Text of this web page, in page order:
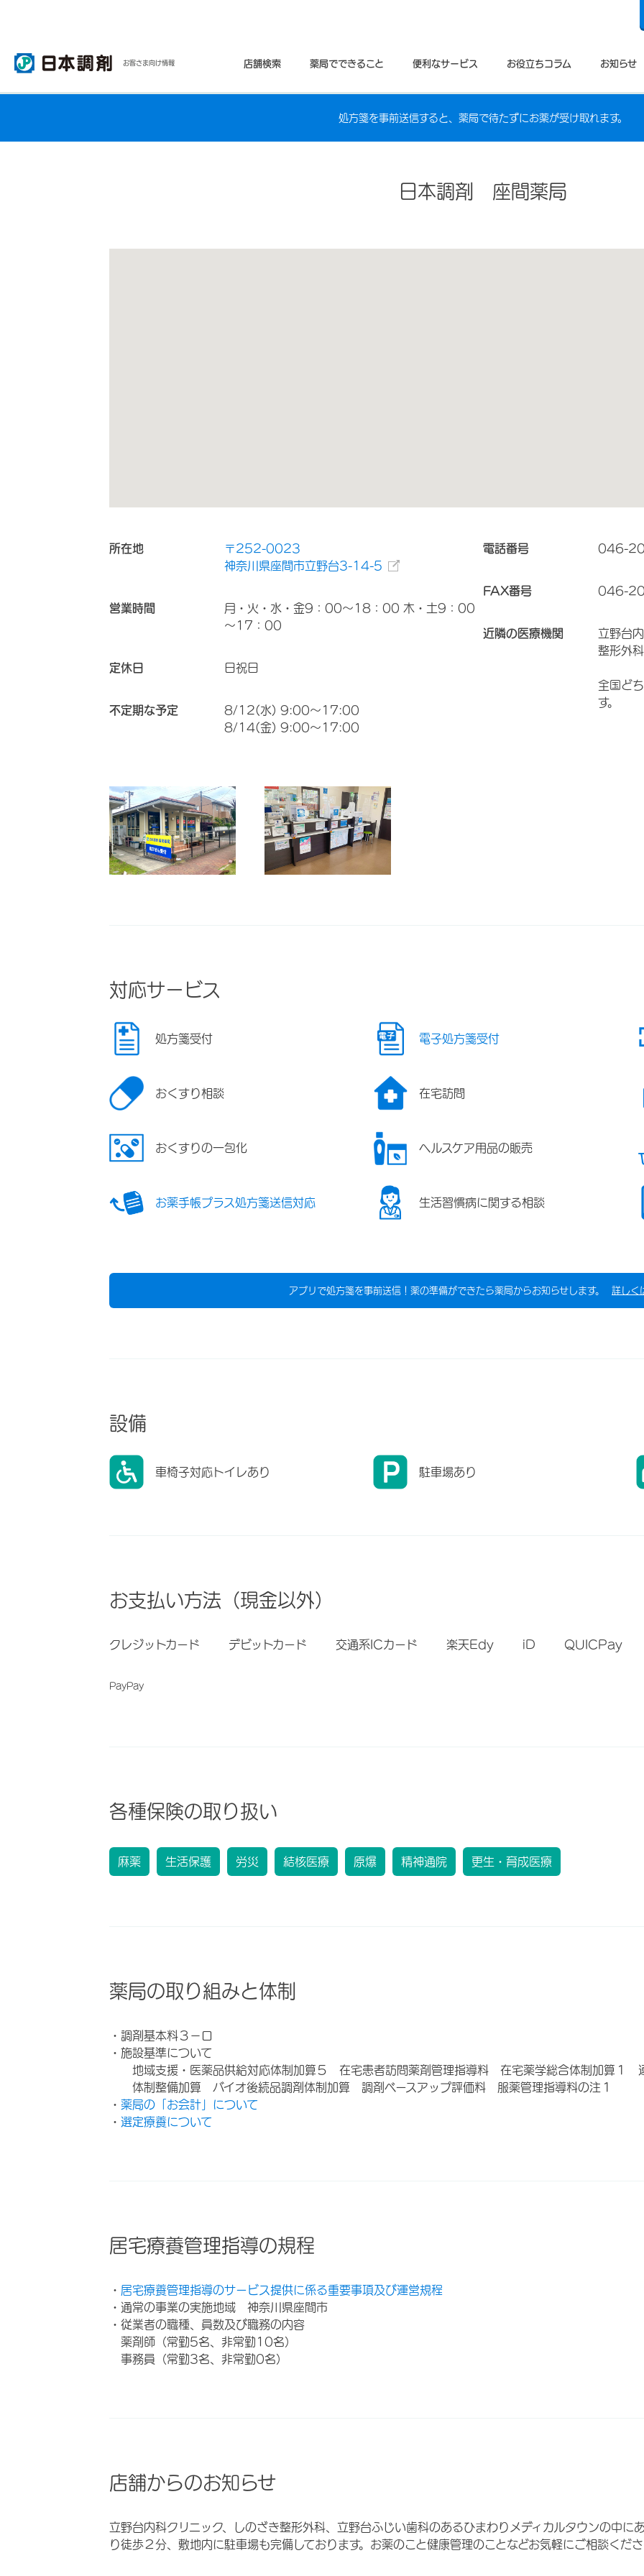
お客さま向け情報 店舗検索 薬局でできること 便利なサービス お役立ちコラム お知らせ
処方箋を事前送信すると、薬局で待たずにお薬が受け取れます。
日本調剤 座間薬局
所在地
〒252-0023
神奈川県座間市立野台3-14-5
営業時間
月・火・水・金9：00～18：00 木・土9：00
～17：00
定休日 日祝日
不定期な予定
8/12(水) 9:00～17:00
8/14(金) 9:00～17:00
電話番号 046-
FAX番号 046-
近隣の医療機関
立野台
整形外科
全国ど
す。
対応サービス
処方箋受付 電子処方箋受付
おくすり相談 在宅訪問
おくすりの一包化 ヘルスケア用品の販売
お薬手帳プラス処方箋送信対応 生活習慣病に関する相談
アプリで処方箋を事前送信！薬の準備ができたら薬局からお知らせします。 詳しく
設備
車椅子対応トイレあり 駐車場あり
お支払い方法（現金以外）
クレジットカード デビットカード 交通系ICカード 楽天Edy iD QUICPay
PayPay
各種保険の取り扱い
麻薬 生活保護 労災 結核医療 原爆 精神通院 更生・育成医療
薬局の取り組みと体制
・調剤基本料３－ロ
・施設基準について
地域支援・医薬品供給対応体制加算５ 在宅患者訪問薬剤管理指導料 在宅薬学総合体制加算１
体制整備加算 バイオ後続品調剤体制加算 調剤ベースアップ評価料 服薬管理指導料の注１
・ 薬局の「お会計」について
・ 選定療養について
居宅療養管理指導の規程
・ 居宅療養管理指導のサービス提供に係る重要事項及び運営規程
・通常の事業の実施地域 神奈川県座間市
・従業者の職種、員数及び職務の内容
薬剤師（常勤5名、非常勤10名）
事務員（常勤3名、非常勤0名）
店舗からのお知らせ
立野台内科クリニック、しのざき整形外科、立野台ふじい歯科のあるひまわりメディカルタウンの中に
り徒歩２分、敷地内に駐車場も完備しております。お薬のこと健康管理のことなどお気軽にご相談くだ